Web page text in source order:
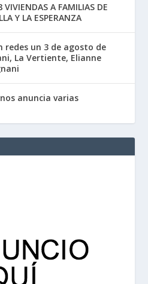
VIVIENDAS A FAMILIAS DE
Y LA ESPERANZA
redes un 3 de agosto de
La Vertiente, Elianne
anuncia varias